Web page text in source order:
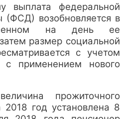
выплата федеральной
(ФСД) возобновляется в
на день ее
размер социальной
с учетом
с применением нового
прожиточного
год установлена 8